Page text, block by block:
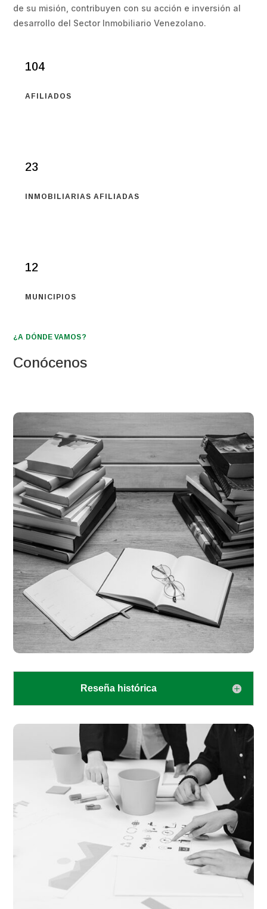
de su misión, contribuyen con su acción e inversión al
desarrollo del Sector Inmobiliario Venezolano.
104
AFILIADOS
23
INMOBILIARIAS AFILIADAS
12
MUNICIPIOS
¿A DÓNDE VAMOS?
Conócenos
Reseña histórica